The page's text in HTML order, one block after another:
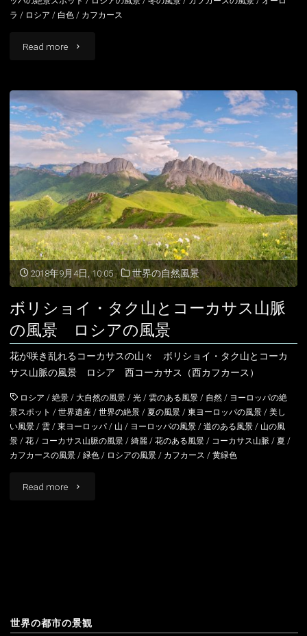
ラ / ロシア /白色 / カフカース
Read more "夜
ル
ブ
ル
ス
山
と
川
ロ
シ
ア
の
風
2018年9月4日, 10:05 世界の自然風景
ボリショイ・タク山とコーカサス山脈
の風景 ロシアの風景
花が咲き乱れるコーカサスの山々 ボリショイ・タク山とコーカ
サス山脈の風景 ロシア 西コーカサス（西カフカース）
ロシア /絶景 /大自然の風景 /光 / 雲のある風景 / 自然 / ヨーロッパの絶
景スポット /世界遺産 /世界の絶景 /夏の風景 /東ヨーロッパの風景 /美し
い風景 / 雲 /東ヨーロッパ/ 山 / ヨーロッパの風景 /道のある風景 / 山の風
景 /花 / コーカサス山脈の風景 /綺麗 /花のある風景 / コーカサス山脈 /夏 /
カフカースの風景 /緑色 / ロシアの風景 / カフカース /黄緑色
Read more "ボ
タ
世界の都市の景観
アイスランド
アイルランド
アルバニア
アルメニア
イギリス
イングランド
ウェールズ
スコットランド
イタリア
ウクライナ
エストニア
ギリシャ